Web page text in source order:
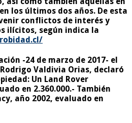
los últimos dos años. De esta
conflictos de interés y
ilícitos, según indica la
-24 de marzo de 2017- el
Valdivia Orias, declaró
Un Land Rover
en 2.360.000.- También
año 2002, evaluado en